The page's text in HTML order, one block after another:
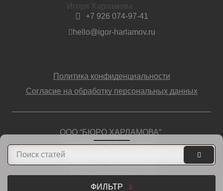
ФИЛЬТР
+7 926 074-97-41
hello@igor-harlamov.ru
Политика конфиденциальности
Согласие на обработку персональных данных
ООО “БЮРО ХАРЛАМОВА”
ИНН 7802961731 | 2025
ВСЕ ПРАВА ЗАЩИЩЕНЫ
поддержка сайта